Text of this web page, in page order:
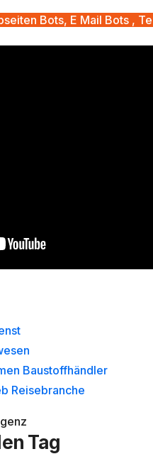
Bots, E Mail Bots ,
Baustoffhändler
Reisebranche
Tag